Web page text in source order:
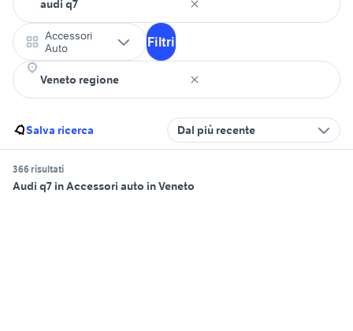
Accessori
Auto
Filtri
Salva ricerca Dal più recente
366 risultati
Audi q7 in Accessori auto in Veneto